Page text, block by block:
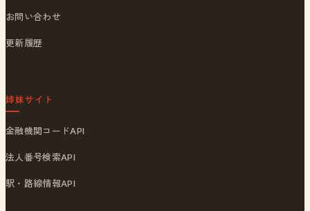
お問い合わせ
更新履歴
姉妹サイト
金融機関コードAPI
法人番号検索API
駅・路線情報API